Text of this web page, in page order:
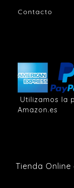
Contacto
Utilizamos la
Amazon.es
Tienda